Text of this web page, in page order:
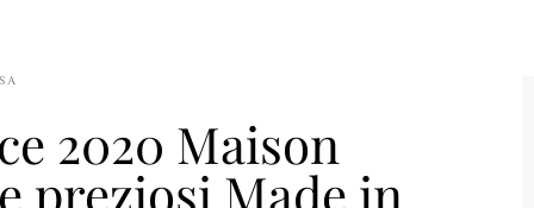
2020 Maison
preziosi Made in